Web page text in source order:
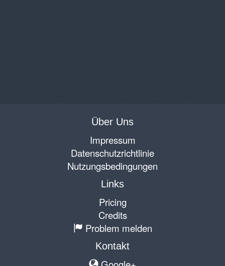
Über Uns
Impressum
Datenschutzrichtlinie
Nutzungsbedingungen
Links
Pricing
Credits
Problem melden
Kontakt